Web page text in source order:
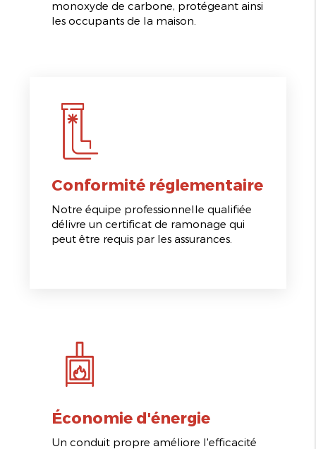
monoxyde de carbone, protégeant ainsi
les occupants de la maison.
Conformité réglementaire
Notre équipe professionnelle qualifiée
délivre un certificat de ramonage qui
peut être requis par les assurances.
Économie d'énergie
Un conduit propre améliore l'efficacité